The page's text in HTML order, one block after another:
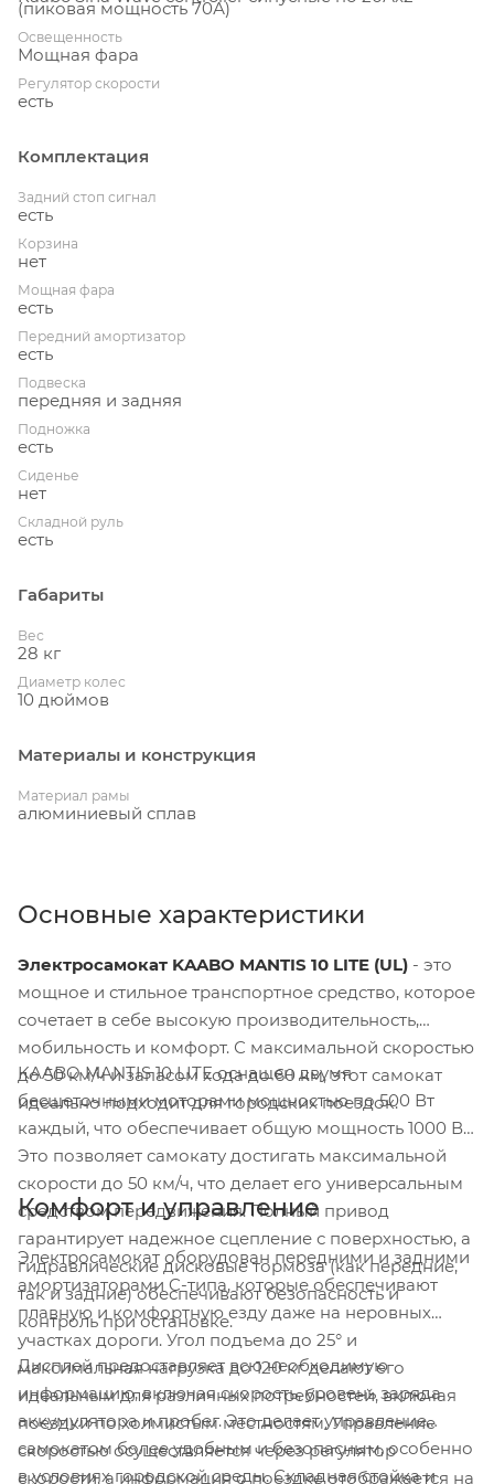
(пиковая мощность 70А)
Освещенность
Мощная фара
Регулятор скорости
есть
Комплектация
Задний стоп сигнал
есть
Корзина
нет
Мощная фара
есть
Передний амортизатор
есть
Подвеска
передняя и задняя
Подножка
есть
Сиденье
нет
Складной руль
есть
Габариты
Вес
28 кг
Диаметр колес
10 дюймов
Материалы и конструкция
Материал рамы
алюминиевый сплав
Основные характеристики
Электросамокат KAABO MANTIS 10 LITE (UL) - это
мощное и стильное транспортное средство, которое
сочетает в себе высокую производительность,
мобильность и комфорт. С максимальной скоростью
до 50 км/ч и запасом хода до 60 км, этот самокат
идеально подходит для городских поездок.
KAABO MANTIS 10 LITE оснащен двумя
бесщеточными моторами мощностью по 500 Вт
каждый, что обеспечивает общую мощность 1000 Вт.
Это позволяет самокату достигать максимальной
скорости до 50 км/ч, что делает его универсальным
средством передвижения. Полный привод
гарантирует надежное сцепление с поверхностью, а
гидравлические дисковые тормоза (как передние,
так и задние) обеспечивают безопасность и
контроль при остановке.
Комфорт и управление
Электросамокат оборудован передними и задними
амортизаторами C-типа, которые обеспечивают
плавную и комфортную езду даже на неровных
участках дороги. Угол подъема до 25° и
максимальная нагрузка до 120 кг делают его
идеальным для различных потребностей, включая
поездки по холмистым местностям. Управление
скоростью осуществляется через регулятор
скорости, а информация о поездке отображается на
Дисплей предоставляет всю необходимую
информацию, включая скорость, уровень заряда
аккумулятора и пробег. Это делает управление
самокатом более удобным и безопасным, особенно
в условиях городской среды. Складная стойка и